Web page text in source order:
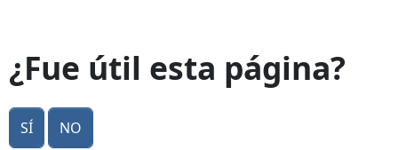
¿Fue útil esta página?
Sí No